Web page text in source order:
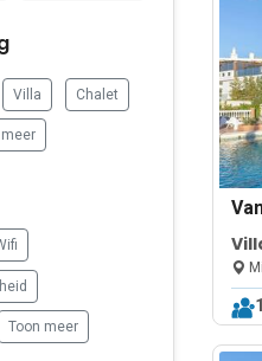
Villa Chalet
Toon meer